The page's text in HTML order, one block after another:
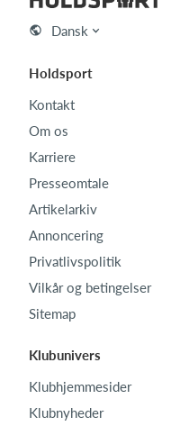
Dansk
Holdsport
Kontakt
Om os
Karriere
Presseomtale
Artikelarkiv
Annoncering
Privatlivspolitik
Vilkår og betingelser
Sitemap
Klubunivers
Klubhjemmesider
Klubnyheder